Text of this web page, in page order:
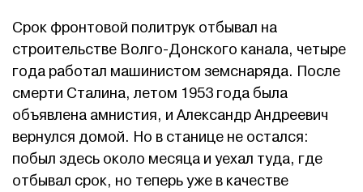
Срок фронтовой политрук отбывал на
строительстве Волго-Донского канала, четыре
года работал машинистом земснаряда. После
смерти Сталина, летом 1953 года была
объявлена амнистия, и Александр Андреевич
вернулся домой. Но в станице не остался:
побыл здесь около месяца и уехал туда, где
отбывал срок, но теперь уже в качестве